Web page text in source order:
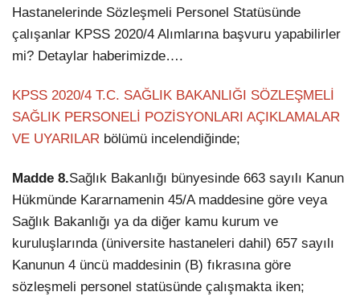
Telegram
Hastanelerinde Sözleşmeli Personel Statüsünde
çalışanlar KPSS 2020/4 Alımlarına başvuru yapabilirler
mi? Detaylar haberimizde….
KPSS 2020/4 T.C. SAĞLIK BAKANLIĞI SÖZLEŞMELİ
SAĞLIK PERSONELİ POZİSYONLARI AÇIKLAMALAR
VE UYARILAR bölümü incelendiğinde;
Madde 8.Sağlık Bakanlığı bünyesinde 663 sayılı Kanun
Hükmünde Kararnamenin 45/A maddesine göre veya
Sağlık Bakanlığı ya da diğer kamu kurum ve
kuruluşlarında (üniversite hastaneleri dahil) 657 sayılı
Kanunun 4 üncü maddesinin (B) fıkrasına göre
sözleşmeli personel statüsünde çalışmakta iken;